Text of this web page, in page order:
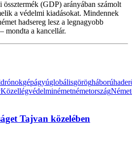
(GDP) arányában számolt
a védelmi kiadásokat. Mindennek
hadsereg lesz a legnagyobb
mondta a kancellár.
drónokgépágyúglobálisgörögháború
Közellégvédelminémetnémetország
Tajvan közelében